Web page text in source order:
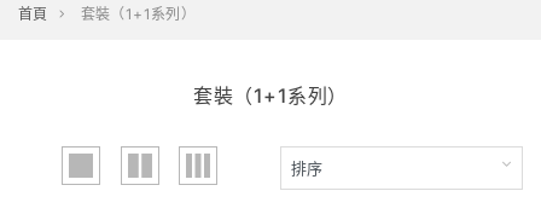
首頁 套裝（1+1系列）
套裝（1+1系列）